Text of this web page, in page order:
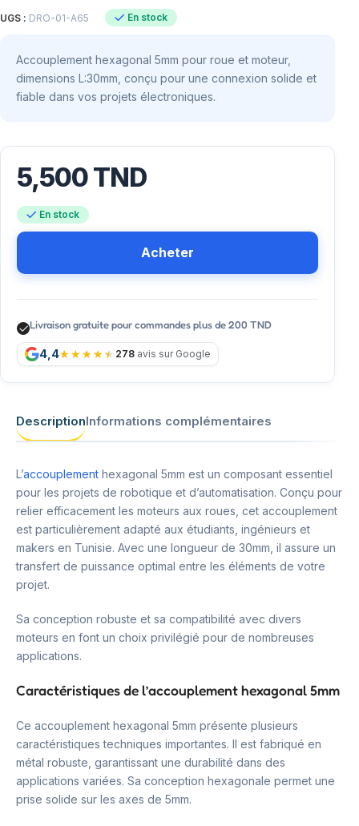
UGS : DRO-01-A65 En stock
Accouplement hexagonal 5mm pour roue et moteur,
dimensions L:30mm, conçu pour une connexion solide et
fiable dans vos projets électroniques.
5,500TND
En stock
Acheter
Livraison gratuite pour commandes plus de 200 TND
4,4 278 avis sur Google
DescriptionInformations complémentaires
L’accouplement hexagonal 5mm est un composant essentiel
pour les projets de robotique et d’automatisation. Conçu pour
relier efficacement les moteurs aux roues, cet accouplement
est particulièrement adapté aux étudiants, ingénieurs et
makers en Tunisie. Avec une longueur de 30mm, il assure un
transfert de puissance optimal entre les éléments de votre
projet.
Sa conception robuste et sa compatibilité avec divers
moteurs en font un choix privilégié pour de nombreuses
applications.
Caractéristiques de l’accouplement hexagonal 5mm
Ce accouplement hexagonal 5mm présente plusieurs
caractéristiques techniques importantes. Il est fabriqué en
métal robuste, garantissant une durabilité dans des
applications variées. Sa conception hexagonale permet une
prise solide sur les axes de 5mm.